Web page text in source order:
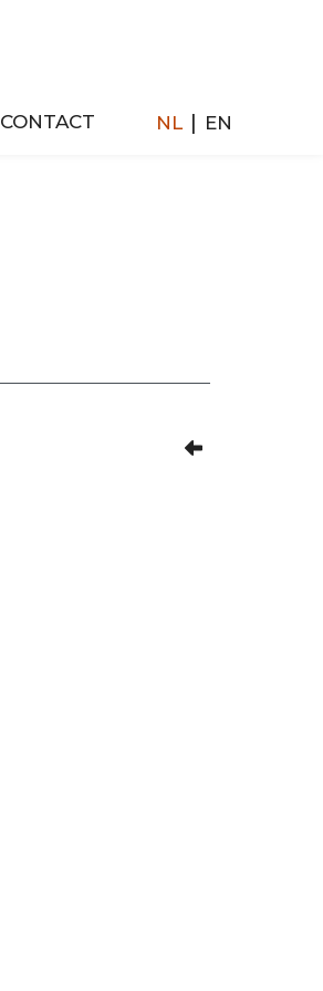
CONTACT NL | EN